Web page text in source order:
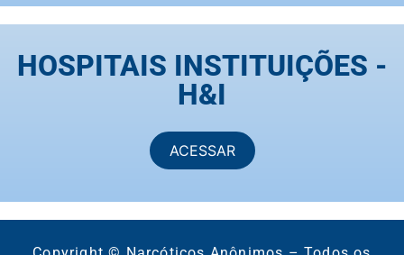
HOSPITAIS INSTITUIÇÕES -
H&I
ACESSAR